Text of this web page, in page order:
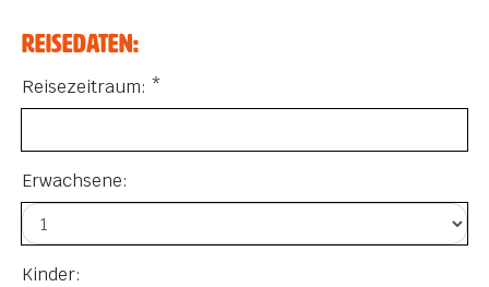
Reisedaten:
Reisezeitraum: *
Erwachsene:
Kinder: